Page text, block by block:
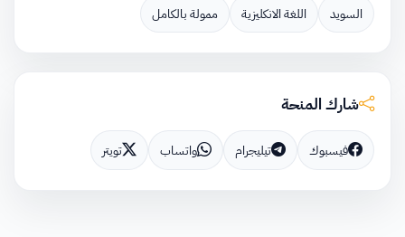
السويد اللغة الانكليزية ممولة بالكامل
شارك المنحة
فيسبوك تيليجرام واتساب تويتر